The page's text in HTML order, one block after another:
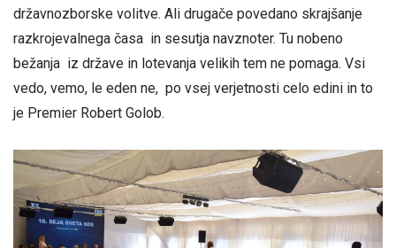
državnozborske volitve. Ali drugače povedano skrajšanje
razkrojevalnega časa in sesutja navznoter. Tu nobeno
bežanja iz države in lotevanja velikih tem ne pomaga. Vsi
vedo, vemo, le eden ne, po vsej verjetnosti celo edini in to
je Premier Robert Golob.